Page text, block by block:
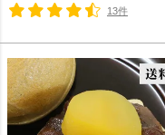
13件